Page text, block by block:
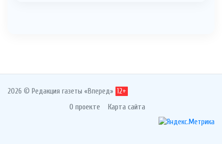
2026 © Редакция газеты «Вперед» 12+
О проекте Карта сайта